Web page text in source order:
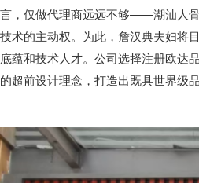
言，仅做代理商远远不够——潮汕人
技术的主动权。为此，詹汉典夫妇
底蕴和技术人才。公司选择注册欧达
的超前设计理念，打造出既具世界级